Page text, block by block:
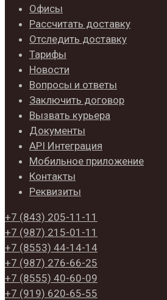
Офисы
Рассчитать доставку
Отследить доставку
Тарифы
Новости
Вопросы и ответы
Заключить договор
Вызвать курьера
Документы
API Интеграция
Мобильное приложение
Контакты
Реквизиты
+7 (843) 205-11-11
+7 (987) 215-01-11
+7 (8553) 44-14-14
+7 (987) 276-66-25
+7 (8555) 40-60-09
+7 (919) 620‑65‑55